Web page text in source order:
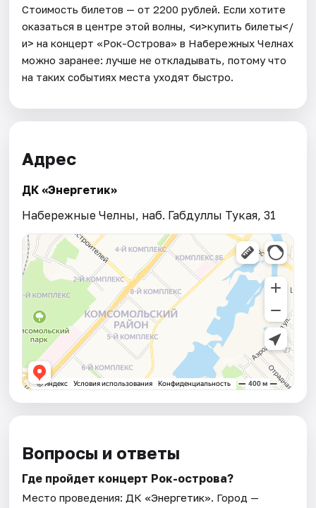
Стоимость билетов — от 2200 рублей. Если хотите
оказаться в центре этой волны, <и>купить билеты</
и> на концерт «Рок-Острова» в Набережных Челнах
можно заранее: лучше не откладывать, потому что
на таких событиях места уходят быстро.
Адрес
ДК «Энергетик»
Набережные Челны, наб. Габдуллы Тукая, 31
Вопросы и ответы
Где пройдет концерт Рок-острова?
Место проведения: ДК «Энергетик». Город —